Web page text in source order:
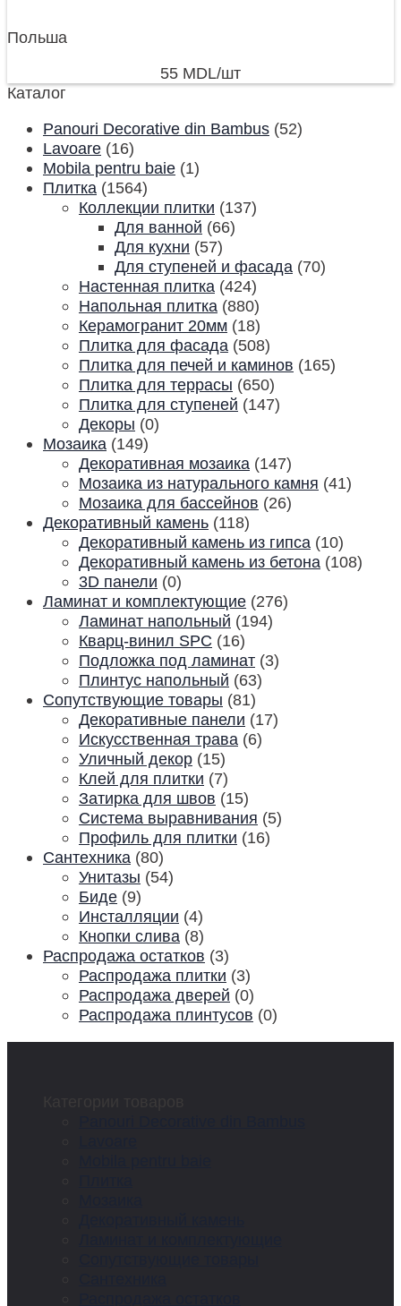
Польша
55 MDL/шт
Каталог
Panouri Decorative din Bambus (52)
Lavoare (16)
Mobila pentru baie (1)
Плитка (1564)
Коллекции плитки (137)
Для ванной (66)
Для кухни (57)
Для ступеней и фасада (70)
Настенная плитка (424)
Напольная плитка (880)
Керамогранит 20мм (18)
Плитка для фасада (508)
Плитка для печей и каминов (165)
Плитка для террасы (650)
Плитка для ступеней (147)
Декоры (0)
Мозаика (149)
Декоративная мозаика (147)
Мозаика из натурального камня (41)
Мозаика для бассейнов (26)
Декоративный камень (118)
Декоративный камень из гипса (10)
Декоративный камень из бетона (108)
3D панели (0)
Ламинат и комплектующие (276)
Ламинат напольный (194)
Кварц-винил SPC (16)
Подложка под ламинат (3)
Плинтус напольный (63)
Сопутствующие товары (81)
Декоративные панели (17)
Искусственная трава (6)
Уличный декор (15)
Клей для плитки (7)
Затирка для швов (15)
Система выравнивания (5)
Профиль для плитки (16)
Сантехника (80)
Унитазы (54)
Биде (9)
Инсталляции (4)
Кнопки слива (8)
Распродажа остатков (3)
Распродажа плитки (3)
Распродажа дверей (0)
Распродажа плинтусов (0)